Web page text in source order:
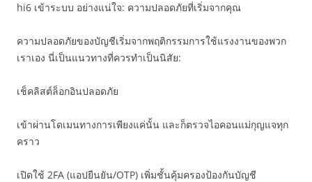
hi6 เข้าระบบ อย่างแน่ใจ: ความปลอดภัยที่เริ่มจากคุณ
ความปลอดภัยของบัญชีเริ่มจากพฤติกรรมการใช้แรงงานของพวก
เราเอง นี่เป็นแนวทางที่ควรทำเป็นนิสัย:
เช็คลิสต์ล็อกอินปลอดภัย
เข้าผ่านโดเมนทางการเพียงแค่นั้น และก็ตรวจไอคอนแม่กุญแจทุก
คราว
เปิดใช้ 2FA (แอปยืนยัน/OTP) เพิ่มชั้นคุ้มครองป้องกันบัญชี